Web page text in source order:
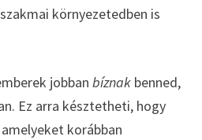
környezetedben is
jobban bíznakbenned,
Ez arra késztetheti, hogy
korábban